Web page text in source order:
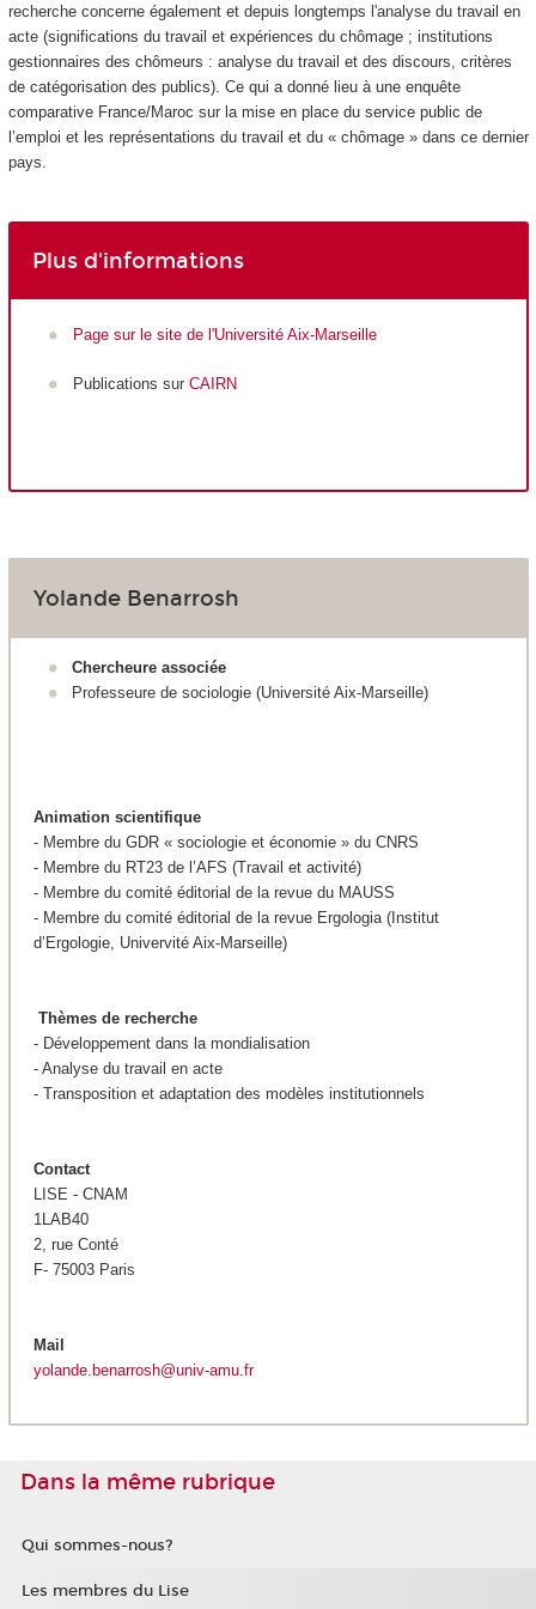
recherche concerne également et depuis longtemps l'analyse du travail en
acte (significations du travail et expériences du chômage ; institutions
gestionnaires des chômeurs : analyse du travail et des discours, critères
de catégorisation des publics). Ce qui a donné lieu à une enquête
comparative France/Maroc sur la mise en place du service public de
l’emploi et les représentations du travail et du « chômage » dans ce dernier
pays.
Plus d'informations
Page sur le site de l'Université Aix-Marseille
Publications sur CAIRN
Yolande Benarrosh
Chercheure associée
Professeure de sociologie (Université Aix-Marseille)
Animation scientifique
- Membre du GDR « sociologie et économie » du CNRS
- Membre du RT23 de l’AFS (Travail et activité)
- Membre du comité éditorial de la revue du MAUSS
- Membre du comité éditorial de la revue Ergologia (Institut
d’Ergologie, Univervité Aix-Marseille)
Thèmes de recherche
- Développement dans la mondialisation
- Analyse du travail en acte
- Transposition et adaptation des modèles institutionnels
Contact
LISE - CNAM
1LAB40
2, rue Conté
F- 75003 Paris
Mail
yolande.benarrosh@univ-amu.fr
Dans la même rubrique
Qui sommes-nous?
Les membres du Lise